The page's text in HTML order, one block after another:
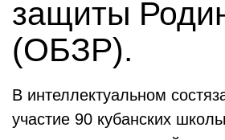
защиты
(ОБЗР).
В интеллектуальном
участие 90 кубанских